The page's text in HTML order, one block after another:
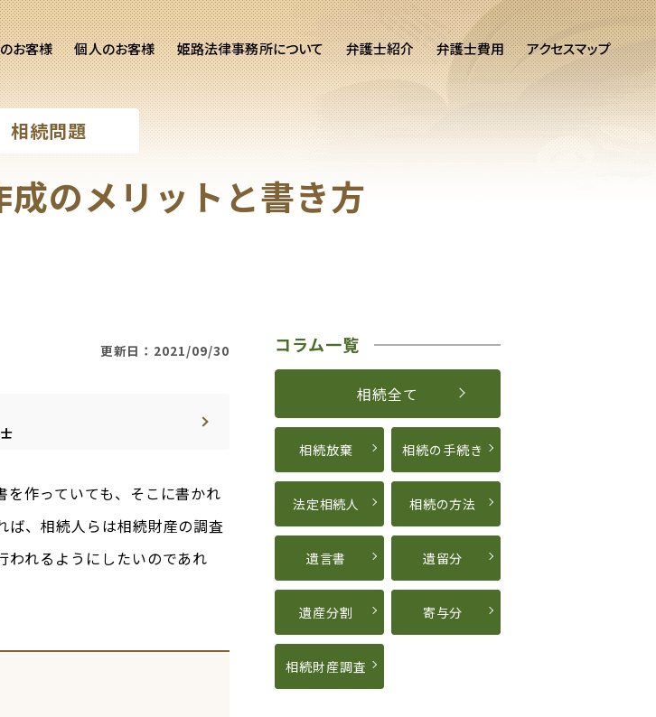
お客様
労務専用サイト
個人のお客様
刑事事件
姫路法律事務所について 弁護士紹介 弁護士費用 アクセスマップ
相続問題
のメリットと書き方
更新日：2021/09/30
作っていても、そこに書かれ
ば、相続人らは相続財産の調査
われるようにしたいのであれ
コラム一覧
相続全て
相続放棄 相続の手続き
法定相続人 相続の方法
遺言書 遺留分
遺産分割 寄与分
相続財産調査